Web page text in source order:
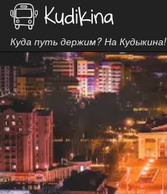
Куда путь держим? На Кудыкина!